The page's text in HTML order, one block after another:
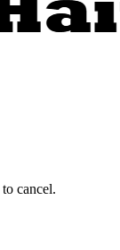
to cancel.